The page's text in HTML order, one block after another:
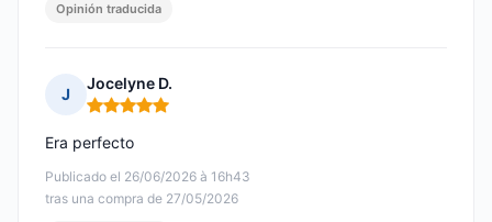
Opinión traducida
J
Jocelyne D.
Nota: 5 de 5
Publicado el 26/06/2026 à 16h43
tras una compra de 27/05/2026
Era perfecto